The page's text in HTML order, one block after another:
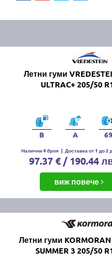
Летни гуми
ULTRAC+ 205/50
B A 69
Налични 4 броя | Доставка от 1 до 2
97.37 € / 190.44
виж повече
Летни гуми
SUMMER 3 205/50